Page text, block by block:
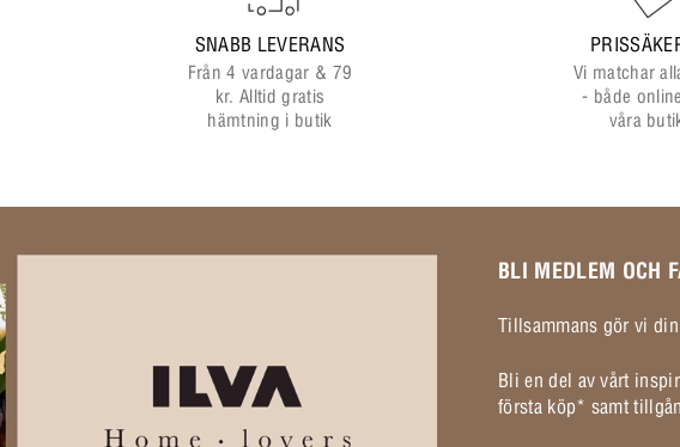
SNABB LEVERANS
Från 4 vardagar & 79
kr. Alltid gratis
hämtning i butik
Vi matchar
- både
våra
BLI MEDLEM OCH
Tillsammans gör vi
Bli en del av vårt
första köp* samt